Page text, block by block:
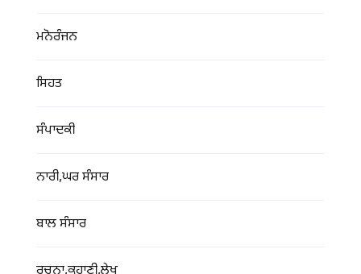
ਮਨੋਰੰਜਨ
ਸਿਹਤ
ਸੰਪਾਦਕੀ
ਨਾਰੀ,ਘਰ ਸੰਸਾਰ
ਬਾਲ ਸੰਸਾਰ